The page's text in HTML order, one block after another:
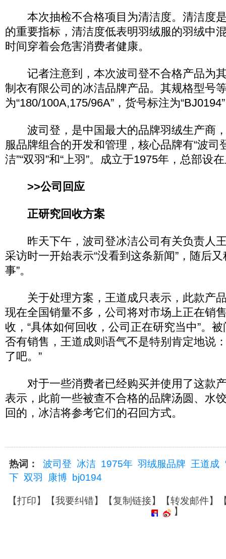
本次抽检不合格项目为清洁度。清洁度
的重要指标，清洁度低表明羽绒服的羽绒中
时间穿着会危害消费者健康。
记者注意到，本次波司登不合格产品为
制衣有限公司的冰洁品牌产品。其规格型号
为“180/100A,175/96A”，货号标注为
波司登，是中国最大的品牌羽绒生产商
服品牌组合的开发和管理，核心品牌有“波司登
洁”“双羽”和“上羽”。成立于1975年，总部设
>>公司回应
正研究回收方案
昨天下午，波司登冰洁公司有关负责人
采访时一开始表示“没看到这条新闻”，随后
事”。
关于处理方案，王道成只表示，此款产
现在全国销量不多，公司将对市场上正在销
收，“具体如何回收，公司正在研究当中”。
否有销售，王道成则语气不是特别肯定地说
了吧。”
对于一些消费者已经购买并使用了这款
表示，此前一些被查不合格的品牌汤圆、水
回的，冰洁将参考它们的召回方式。
热词： 波司登 冰洁 1975年 羽绒服品牌 王道成
下 双羽 康博 bj0194
【打印】【我要纠错】【复制链接】【转发邮件】
】